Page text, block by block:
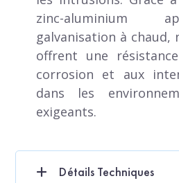
zinc-aluminium
galvanisation à chaud,
offrent une
corrosion et aux
dans les
exigeants.
Détails Techniques